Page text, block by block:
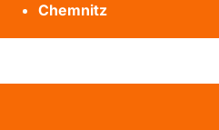
Chemnitz